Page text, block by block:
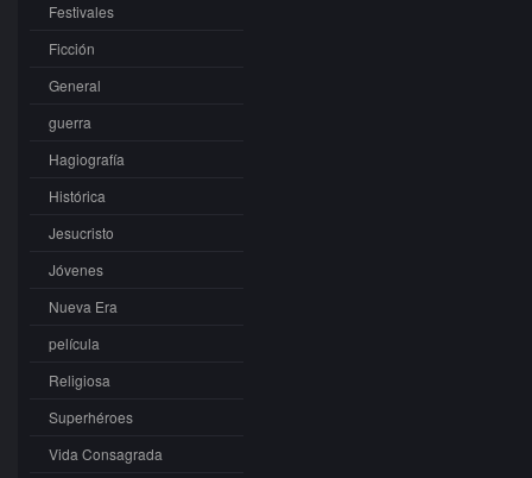
Festivales
Ficción
General
guerra
Hagiografía
Histórica
Jesucristo
Jóvenes
Nueva Era
película
Religiosa
Superhéroes
Vida Consagrada